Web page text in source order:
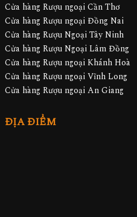
Cửa hàng Rượu ngoại Cần Thơ
Cửa hàng Rượu ngoại Đồng Nai
Cửa hàng Rượu Ngoại Tây Ninh
Cửa hàng Rượu Ngoại Lâm Đồng
Cửa hàng Rượu ngoại Khánh Hoà
Cửa hàng Rượu ngoại Vĩnh Long
Cửa hàng Rượu ngoại An Giang
ĐỊA ĐIỂM